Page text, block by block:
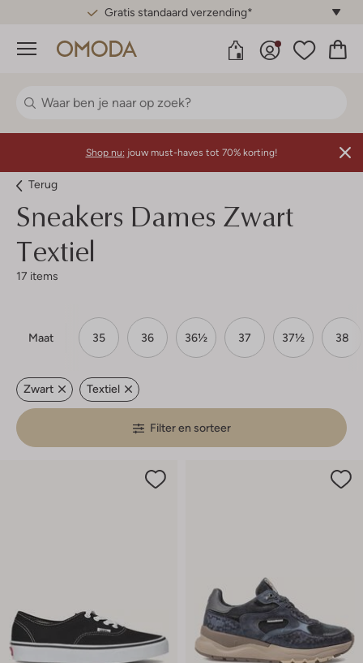
Gratis standaard verzending*
Menu
Shop nu: jouw must-haves tot 70% korting!
Terug
Sneakers Dames Zwart
Textiel
17 items
Maat 35 36 36½ 37 37½ 38
Zwart Textiel
Filter en sorteer